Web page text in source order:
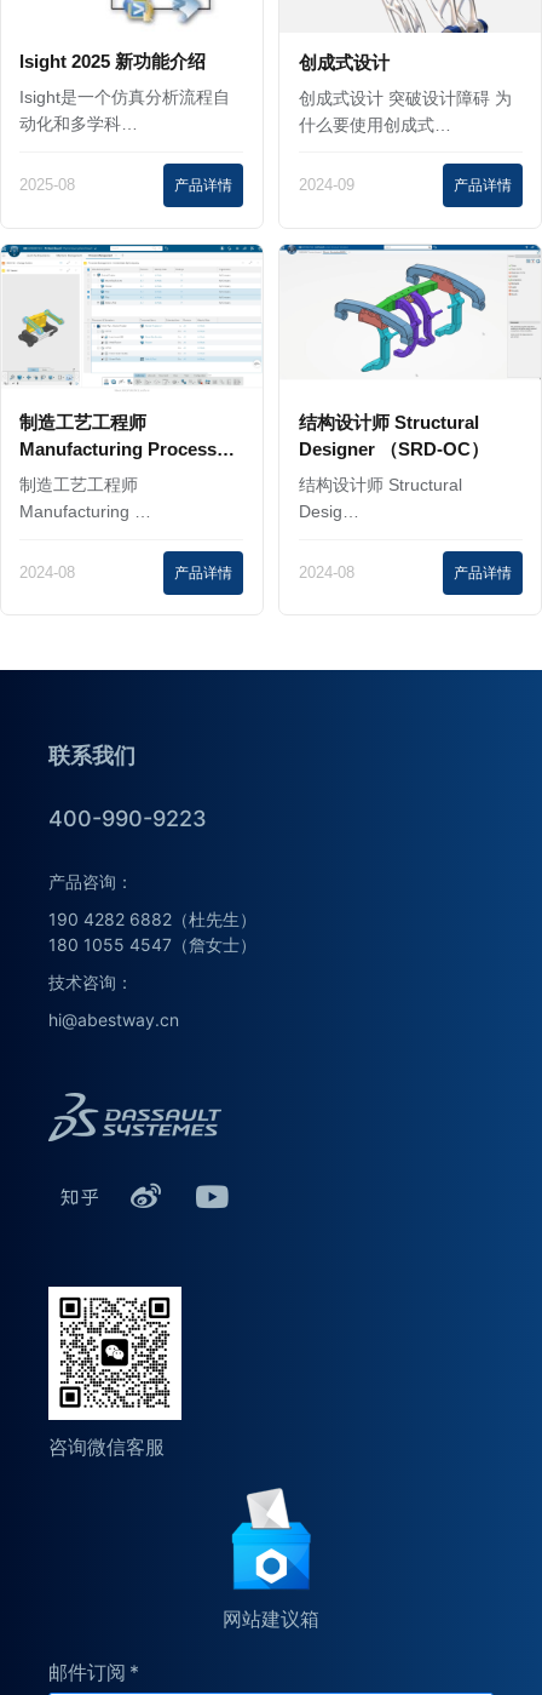
lsight 2025 新功能介绍
Isight是一个仿真分析流程自
动化和多学科…
2025-08 产品详情
创成式设计
创成式设计 突破设计障碍 为
什么要使用创成式…
2024-09 产品详情
制造工艺工程师
Manufacturing Process
Engineer （MGA）
制造工艺工程师
Manufacturing …
2024-08 产品详情
结构设计师 Structural
Designer （SRD-OC）
结构设计师 Structural
Desig…
2024-08 产品详情
联系我们
400-990-9223
产品咨询：
190 4282 6882（杜先生）
180 1055 4547（詹女士）
技术咨询：
hi@abestway.cn
咨询微信客服
网站建议箱
邮件订阅